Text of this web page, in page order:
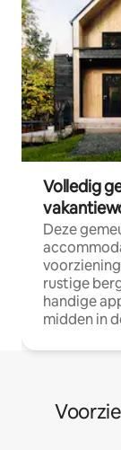
Volledig
Deze
rustige
handige
midden in